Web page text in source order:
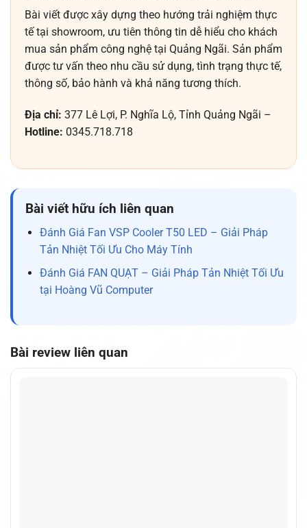
Bài viết được xây dựng theo hướng trải nghiệm thực
tế tại showroom, ưu tiên thông tin dễ hiểu cho khách
mua sản phẩm công nghệ tại Quảng Ngãi. Sản phẩm
được tư vấn theo nhu cầu sử dụng, tình trạng thực tế,
thông số, bảo hành và khả năng tương thích.
Địa chỉ: 377 Lê Lợi, P. Nghĩa Lộ, Tỉnh Quảng Ngãi –
Hotline: 0345.718.718
Bài viết hữu ích liên quan
Đánh Giá Fan VSP Cooler T50 LED – Giải Pháp
Tản Nhiệt Tối Ưu Cho Máy Tính
Đánh Giá FAN QUẠT – Giải Pháp Tản Nhiệt Tối Ưu
tại Hoàng Vũ Computer
Bài review liên quan